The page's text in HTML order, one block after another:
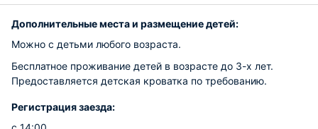
Дополнительные места и размещение детей:
Можно с детьми любого возраста.
Бесплатное проживание детей в возрасте до 3-х лет.
Предоставляется детская кроватка по требованию.
Регистрация заезда: